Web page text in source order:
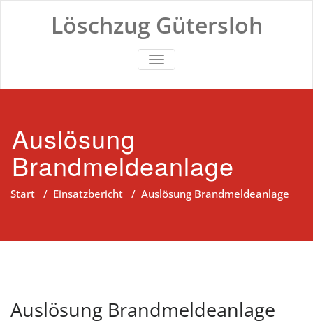
Löschzug Gütersloh
TOGGLE NAVIGATION
Auslösung
Brandmeldeanlage
Start / Einsatzbericht / Auslösung Brandmeldeanlage
Auslösung Brandmeldeanlage